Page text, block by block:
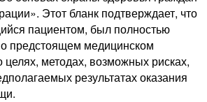
Этот бланк подтверждает, что
пациентом, был полностью
предстоящем медицинском
целях, методах, возможных рисках,
результатах оказания